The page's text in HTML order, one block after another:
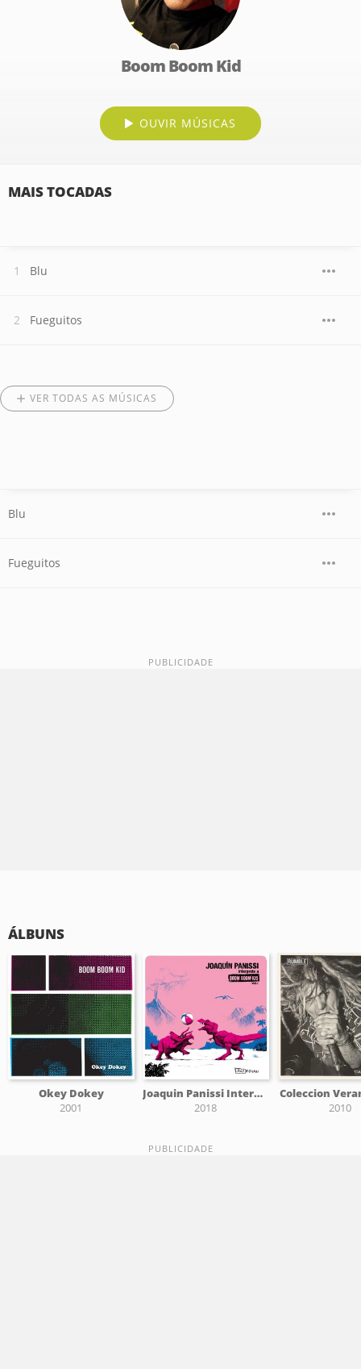
Boom Boom Kid
OUVIR MÚSICAS
MAIS TOCADAS
Blu
Fueguitos
VER TODAS AS MÚSICAS
Blu
Fueguitos
ÁLBUNS
Okey Dokey
2001
Joaquin Panissi Interpreta a Boom Boom Kid, Vol. 1
2018
Coleccion
2010